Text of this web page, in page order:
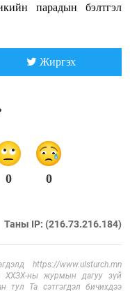
парадын бэлтгэл
Жиргэх
0 0
Таны IP: (216.73.216.184)
https://www.ulsturch.mn
ХХЗХ-ны журмын дагуу зүй
тул Та сэтгэгдэл бичихдээ